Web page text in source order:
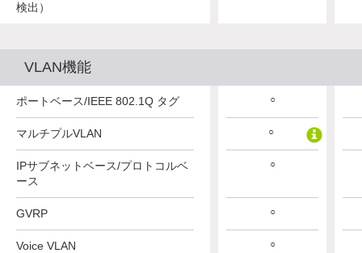
検出）
VLAN機能
ポートベース/IEEE 802.1Q タグ
マルチプルVLAN
IPサブネットベース/プロトコルベ
ース
GVRP
Voice VLAN
○
○
○
○
○